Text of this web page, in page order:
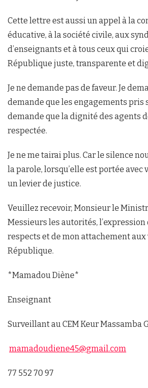
Cette lettre est aussi un appel à la
éducative, à la société civile, aux
d’enseignants et à tous ceux qui
République juste, transparente et
Je ne demande pas de faveur. Je
demande que les engagements pris
demande que la dignité des agents
respectée.
Je ne me tairai plus. Car le silence
la parole, lorsqu’elle est portée
un levier de justice.
Veuillez recevoir, Monsieur le
Messieurs les autorités,
respects et de mon attachement
République.
*Mamadou Diène*
Enseignant
Surveillant au CEM Keur Massamba
mamadoudiene45@gmail.com
77 552 70 97